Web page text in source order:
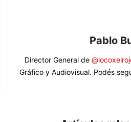
Pablo
Director General de
Gráfico y Audiovisual. Podés